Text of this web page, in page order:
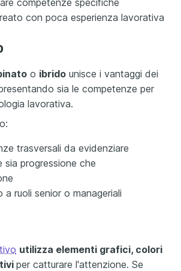
con poca esperienza lavorativa
o ibrido unisce i vantaggi dei
sia le competenze per
lavorativa.
trasversali da evidenziare
sia progressione che
a ruoli senior o manageriali
utilizza elementi grafici, colori
per catturare l'attenzione. Se